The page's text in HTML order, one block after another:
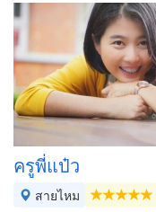
ครูพี่แป๋ว
สายไหม